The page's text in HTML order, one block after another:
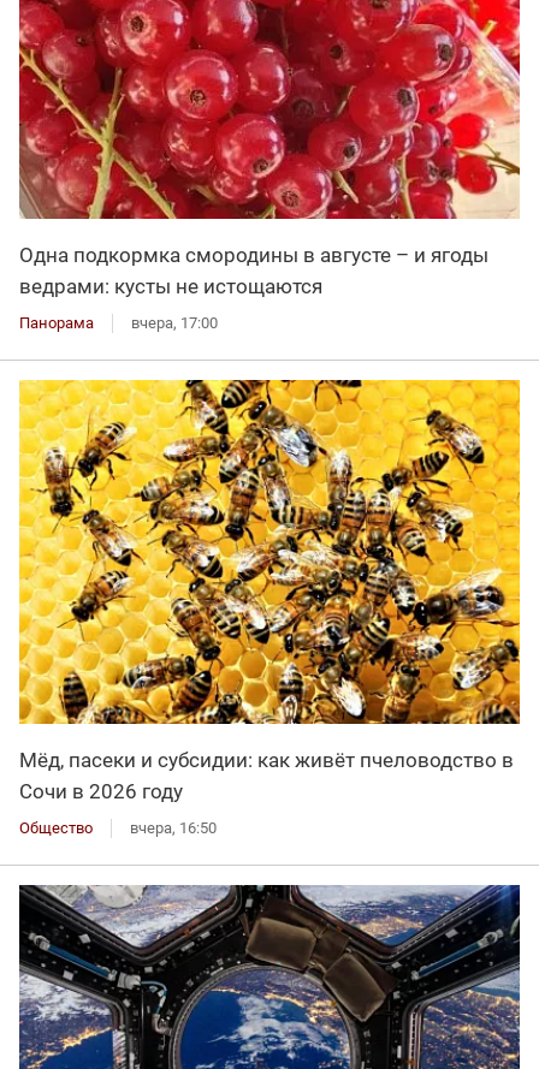
Одна подкормка смородины в августе – и ягоды
ведрами: кусты не истощаются
Панорама вчера, 17:00
Мёд, пасеки и субсидии: как живёт пчеловодство в
Сочи в 2026 году
Общество вчера, 16:50